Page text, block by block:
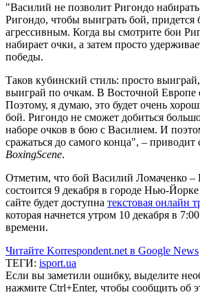
"Василий не позволит Ригондо
Ригондо, чтобы выиграть бой, придется
агрессивным. Когда вы смотрите бои
набирает очки, а затем просто
победы.
Таков кубинский стиль: просто
выиграй по очкам. В Восточной Европе
Поэтому, я думаю, это будет очень
бой. Ригондо не сможет добиться
наборе очков в бою с Василием. И
сражаться до самого конца", –
BoxingScene.
Отметим, что бой Василий Ломаченко –
состоится 9 декабря в городе Нью-
сайте будет доступна текстовая онлайн
которая начнется утром 10 декабря в
времени.
Читайте Korrespondent.net в Google News
ТЕГИ: isport.ua
Если вы заметили ошибку, выделите
нажмите Ctrl+Enter, чтобы сообщить об